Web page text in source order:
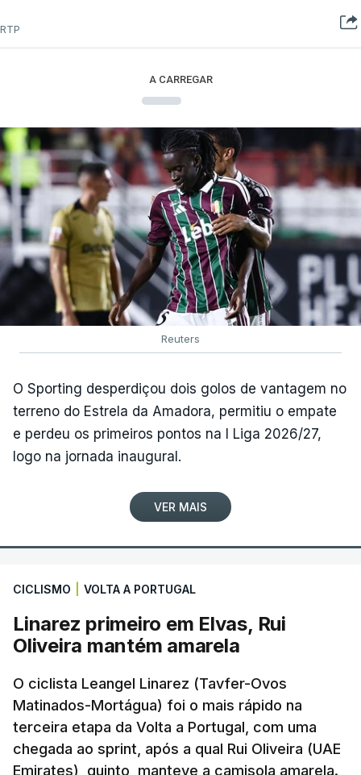
RTP
A CARREGAR
Reuters
O Sporting desperdiçou dois golos de vantagem no
terreno do Estrela da Amadora, permitiu o empate
e perdeu os primeiros pontos na I Liga 2026/27,
logo na jornada inaugural.
VER MAIS
CICLISMO VOLTA A PORTUGAL
Linarez primeiro em Elvas, Rui
Oliveira mantém amarela
O ciclista Leangel Linarez (Tavfer-Ovos
Matinados-Mortágua) foi o mais rápido na
terceira etapa da Volta a Portugal, com uma
chegada ao sprint, após a qual Rui Oliveira (UAE
Emirates), quinto, manteve a camisola amarela.